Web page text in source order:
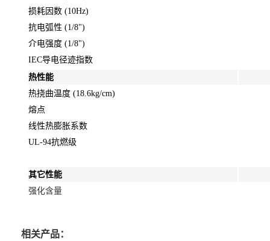
损耗因数 (10Hz)
抗电弧性 (1/8")
介电强度 (1/8")
IEC导电径迹指数
热性能
热挠曲温度 (18.6kg/cm)
熔点
线性热膨胀系数
UL-94抗燃级
其它性能
强化含量
相关产品：